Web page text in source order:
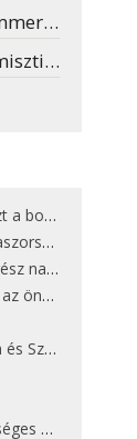
legjobbat
nyaral
éj!”